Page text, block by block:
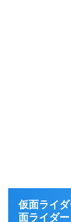
仮面ライ
面ライダ